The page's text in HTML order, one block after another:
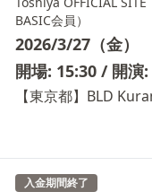
BASIC会員）
2026/3/27（金）
開場: 15:30 / 開演
【東京都】BLD
入金期間終了